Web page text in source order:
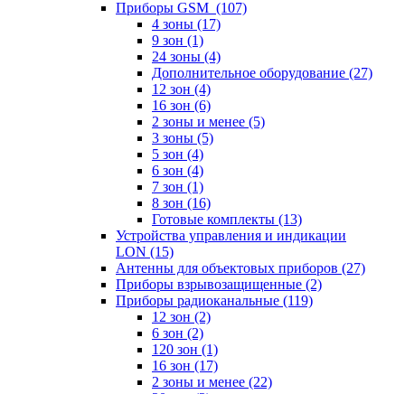
Приборы GSM (107)
4 зоны (17)
9 зон (1)
24 зоны (4)
Дополнительное оборудование (27)
12 зон (4)
16 зон (6)
2 зоны и менее (5)
3 зоны (5)
5 зон (4)
6 зон (4)
7 зон (1)
8 зон (16)
Готовые комплекты (13)
Устройства управления и индикации
LON (15)
Антенны для объектовых приборов (27)
Приборы взрывозащищенные (2)
Приборы радиоканальные (119)
12 зон (2)
6 зон (2)
120 зон (1)
16 зон (17)
2 зоны и менее (22)